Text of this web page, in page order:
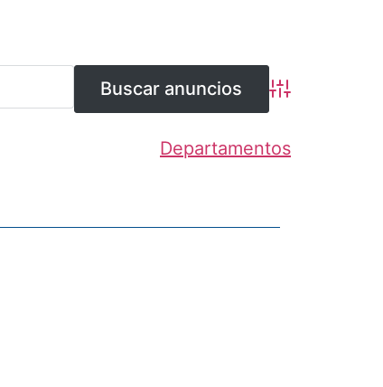
Búsqueda
Departamentos